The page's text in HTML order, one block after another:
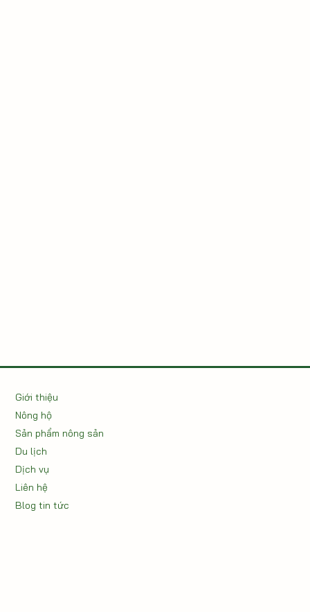
Giới thiệu
Nông hộ
Sản phẩm nông sản
Du lịch
Dịch vụ
Liên hệ
Blog tin tức